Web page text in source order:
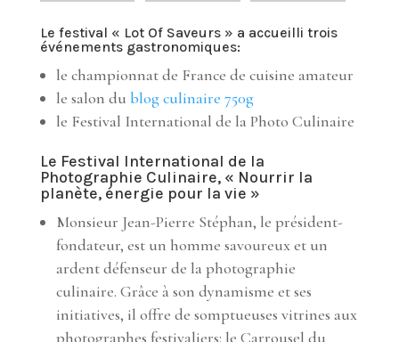
Le festival « Lot Of Saveurs » a accueilli trois
événements gastronomiques:
le championnat de France de cuisine amateur
le salon du blog culinaire 750g
le Festival International de la Photo Culinaire
Le Festival International de la
Photographie Culinaire, « Nourrir la
planète, énergie pour la vie »
Monsieur Jean-Pierre Stéphan, le président-
fondateur, est un homme savoureux et un
ardent défenseur de la photographie
culinaire. Grâce à son dynamisme et ses
initiatives, il offre de somptueuses vitrines aux
photographes festivaliers: le Carrousel du